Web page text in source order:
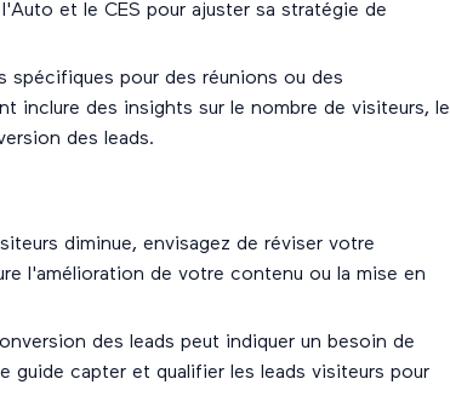
et le CES pour ajuster sa stratégie de
spécifiques pour des réunions ou des
inclure des insights sur le nombre de visiteurs, le
des leads.
diminue, envisagez de réviser votre
l'amélioration de votre contenu ou la mise en
des leads peut indiquer un besoin de
guide capter et qualifier les leads visiteurs pour